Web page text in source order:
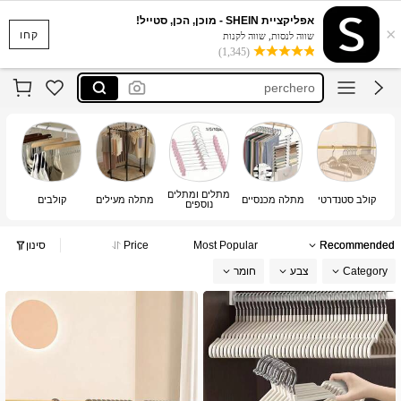
קחו ×
אפליקציית SHEIN - מוכן, הכן, סטייל!
שווה לנסות, שווה לקנות
(1,345)
衣帽架
luxury
perchero
ganchos
衣帽架
luxury
קולב סטנדרטי מתלה מכנסיים
מתלים ומתלים
נוספים
מתלה מעילים קולבים
Recommended
Most Popular
Price סינון
Category צבע חומר